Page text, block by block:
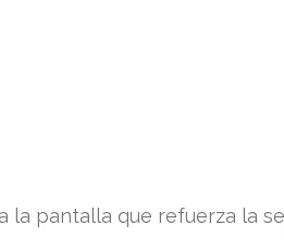
pantalla que refuerza la